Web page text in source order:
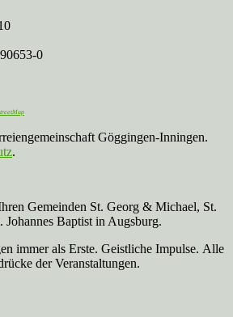
0
Göggingen-Inningen.
.
Gemeinden St. Georg & Michael, St.
Baptist in Augsburg.
immer als Erste. Geistliche Impulse. Alle
der Veranstaltungen.